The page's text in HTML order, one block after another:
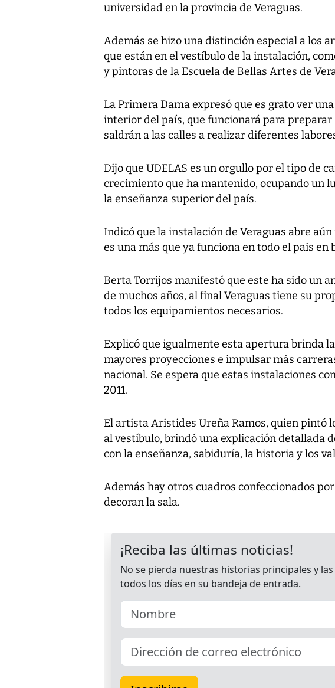
universidad en la provincia de Veraguas.
Además se hizo una distinción especial a los
que están en el vestíbulo de la instalación,
y pintoras de la Escuela de Bellas Artes de
La Primera Dama expresó que es grato ver
interior del país, que funcionará para preparar
saldrán a las calles a realizar diferentes
Dijo que UDELAS es un orgullo por el tipo de
crecimiento que ha mantenido, ocupando un
la enseñanza superior del país.
Indicó que la instalación de Veraguas abre
es una más que ya funciona en todo el país en
Berta Torrijos manifestó que este ha sido un
de muchos años, al final Veraguas tiene su
todos los equipamientos necesarios.
Explicó que igualmente esta apertura brinda
mayores proyecciones e impulsar más
nacional. Se espera que estas instalaciones
2011.
El artista Aristides Ureña Ramos, quien pintó
al vestíbulo, brindó una explicación detallada
con la enseñanza, sabiduría, la historia y los
Además hay otros cuadros confeccionados
decoran la sala.